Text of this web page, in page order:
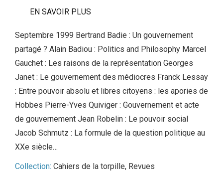
EN SAVOIR PLUS
Septembre 1999 Bertrand Badie : Un gouvernement
partagé ? Alain Badiou : Politics and Philosophy Marcel
Gauchet : Les raisons de la représentation Georges
Janet : Le gouvernement des médiocres Franck Lessay
: Entre pouvoir absolu et libres citoyens : les apories de
Hobbes Pierre-Yves Quiviger : Gouvernement et acte
de gouvernement Jean Robelin : Le pouvoir social
Jacob Schmutz : La formule de la question politique au
XXe siècle…
Collection: Cahiers de la torpille, Revues